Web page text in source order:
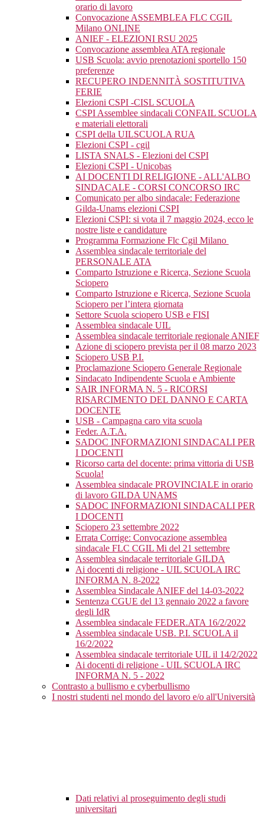
orario di lavoro
Convocazione ASSEMBLEA FLC CGIL
Milano ONLINE
ANIEF - ELEZIONI RSU 2025
Convocazione assemblea ATA regionale
USB Scuola: avvio prenotazioni sportello 150
preferenze
RECUPERO INDENNITÀ SOSTITUTIVA
FERIE
Elezioni CSPI -CISL SCUOLA
CSPI Assemblee sindacali CONFAIL SCUOLA
e materiali elettorali
CSPI della UILSCUOLA RUA
Elezioni CSPI - cgil
LISTA SNALS - Elezioni del CSPI
Elezioni CSPI - Unicobas
AI DOCENTI DI RELIGIONE - ALL'ALBO
SINDACALE - CORSI CONCORSO IRC
Comunicato per albo sindacale: Federazione
Gilda-Unams elezioni CSPI
Elezioni CSPI: si vota il 7 maggio 2024, ecco le
nostre liste e candidature
Programma Formazione Flc Cgil Milano
Assemblea sindacale territoriale del
PERSONALE ATA
Comparto Istruzione e Ricerca, Sezione Scuola
Sciopero
Comparto Istruzione e Ricerca, Sezione Scuola
Sciopero per l’intera giornata
Settore Scuola sciopero USB e FISI
Assemblea sindacale UIL
Assemblea sindacale territoriale regionale ANIEF
Azione di sciopero prevista per il 08 marzo 2023
Sciopero USB P.I.
Proclamazione Sciopero Generale Regionale
Sindacato Indipendente Scuola e Ambiente
SAIR INFORMA N. 5 - RICORSI
RISARCIMENTO DEL DANNO E CARTA
DOCENTE
USB - Campagna caro vita scuola
Feder. A.T.A.
SADOC INFORMAZIONI SINDACALI PER
I DOCENTI
Ricorso carta del docente: prima vittoria di USB
Scuola!
Assemblea sindacale PROVINCIALE in orario
di lavoro GILDA UNAMS
SADOC INFORMAZIONI SINDACALI PER
I DOCENTI
Sciopero 23 settembre 2022
Errata Corrige: Convocazione assemblea
sindacale FLC CGIL Mi del 21 settembre
Assemblea sindacale territoriale GILDA
Ai docenti di religione - UIL SCUOLA IRC
INFORMA N. 8-2022
Assemblea Sindacale ANIEF del 14-03-2022
Sentenza CGUE del 13 gennaio 2022 a favore
degli IdR
Assemblea sindacale FEDER.ATA 16/2/2022
Assemblea sindacale USB. P.I. SCUOLA il
16/2/2022
Assemblea sindacale territoriale UIL il 14/2/2022
Ai docenti di religione - UIL SCUOLA IRC
INFORMA N. 5 - 2022
Contrasto a bullismo e cyberbullismo
I nostri studenti nel mondo del lavoro e/o all'Università
Dati relativi al proseguimento degli studi
universitari